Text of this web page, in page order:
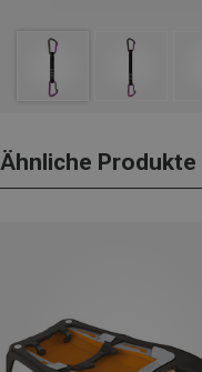
Ähnliche Produkte